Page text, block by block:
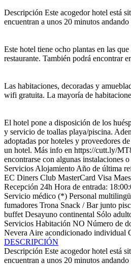
Descripción Este acogedor hotel está
encuentran a unos 20 minutos andando
Este hotel tiene ocho plantas en las
restaurante. También podrá encontrar
Las habitaciones, decoradas y
wifi gratuita. La mayoría de
El hotel pone a disposición de los
y servicio de toallas playa/piscina.
adoptadas por hoteles y proveedores
un hotel. Más info en https://cutt.ly/
encontrarse con algunas instalaciones
Servicios Alojamiento Año de última
EC Diners Club MasterCard Visa
Recepción 24h Hora de entrada:
Servicio médico (*) Personal
fumadores Trona Snack / Bar junto
buffet Desayuno continental Sólo
Servicios Habitación NO Número de
Nevera Aire acondicionado individual
DESCRIPCIÓN
Descripción Este acogedor hotel está
encuentran a unos 20 minutos andando